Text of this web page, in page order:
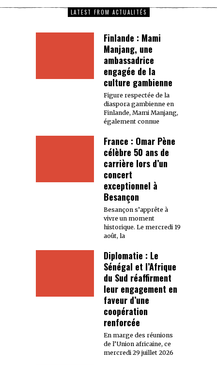
LATEST FROM ACTUALITÉS
Finlande : Mami
Manjang, une
ambassadrice
engagée de la
culture gambienne
Figure respectée de la
diaspora gambienne en
Finlande, Mami Manjang,
également connue
France : Omar Pène
célèbre 50 ans de
carrière lors d’un
concert
exceptionnel à
Besançon
Besançon s’apprête à
vivre un moment
historique. Le mercredi 19
août, la
Diplomatie : Le
Sénégal et l’Afrique
du Sud réaffirment
leur engagement en
faveur d’une
coopération
renforcée
En marge des réunions
de l’Union africaine, ce
mercredi 29 juillet 2026